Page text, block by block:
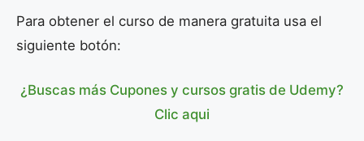
Para obtener el curso de manera gratuita usa el
siguiente botón:
¿Buscas más Cupones y cursos gratis de Udemy?
Clic aqui